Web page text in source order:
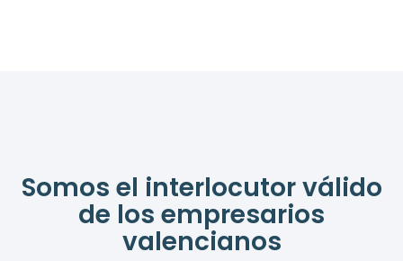
Somos el interlocutor válido
de los empresarios
valencianos